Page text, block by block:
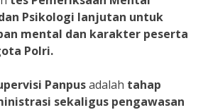
Psikologi lanjutan untuk
mental dan karakter peserta
Polri.
Panpusadalah tahap
sekaligus pengawasan